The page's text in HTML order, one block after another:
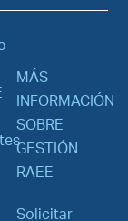
MÁS
INFORMACIÓN
SOBRE
GESTIÓN
RAEE
Solicitar